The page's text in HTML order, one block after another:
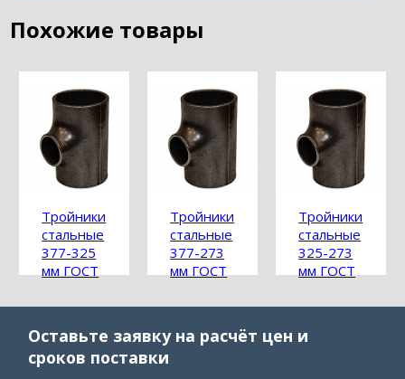
Похожие товары
Тройники
стальные
377-325
мм ГОСТ
2001
Тройники
стальные
377-273
мм ГОСТ
2001
Тройники
стальные
325-273
мм ГОСТ
2001
Оставьте заявку на расчёт цен и
сроков поставки